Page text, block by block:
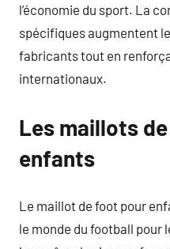
l’économie du sport. La
spécifiques augmentent
fabricants tout en
internationaux.
Les maillots
enfants
Le maillot de foot pour
le monde du football pour